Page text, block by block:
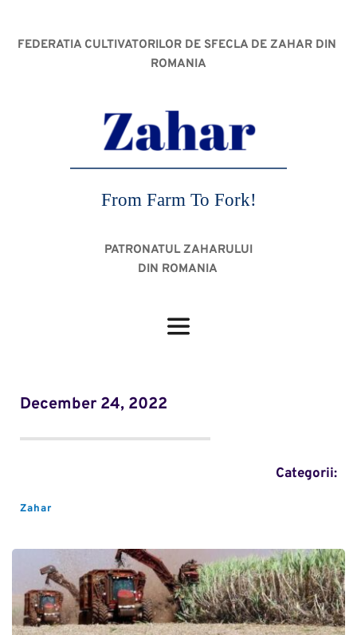
FEDERATIA CULTIVATORILOR DE SFECLA DE ZAHAR DIN
ROMANIA
From Farm To Fork!
PATRONATUL ZAHARULUI
DIN ROMANIA
December 24, 2022
Categorii:
Zahar